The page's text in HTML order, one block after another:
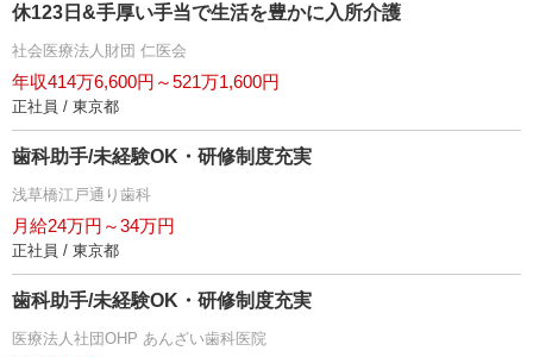
休123日&手厚い手当で生活を豊かに入所介護
社会医療法人財団 仁医会
年収414万6,600円～521万1,600円
正社員 / 東京都
歯科助手/未経験OK・研修制度充実
浅草橋江戸通り歯科
月給24万円～34万円
正社員 / 東京都
歯科助手/未経験OK・研修制度充実
医療法人社団OHP あんざい歯科医院